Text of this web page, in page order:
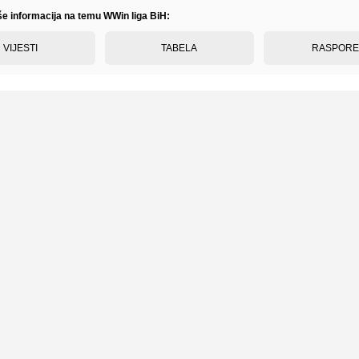
informacija na temu WWin liga BiH:
VIJESTI TABELA